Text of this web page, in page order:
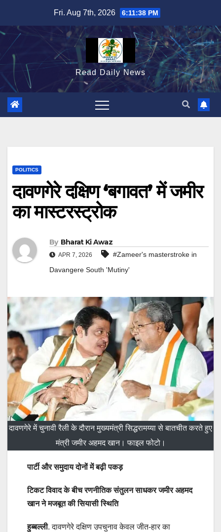
content
Fri. Aug 7th, 2026 6:11:40 PM
Read Daily News
POLITICS
दावणगेरे दक्षिण ‘बगावत’ में जमीर
का मास्टरस्ट्रोक
By Bharat Ki Awaz
APR 7, 2026
#Zameer's masterstroke in
Davangere South 'Mutiny'
दावणगेरे में चुनावी रैली के दौरान मुख्यमंत्री सिद्धरामय्या से बातचीत करते हुए
मंत्री जमीर अहमद खान। फाइल फोटो।
पार्टी और समुदाय दोनों में बढ़ी पकड़
टिकट विवाद के बीच रणनीतिक संतुलन साधकर जमीर अहमद
खान ने मजबूत की सियासी स्थिति
हुब्बल्ली. दावणगेरे दक्षिण उपचुनाव केवल जीत-हार का